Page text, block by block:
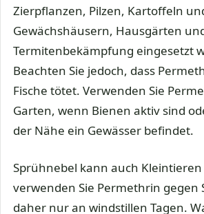
Zierpflanzen, Pilzen, Kartoffeln
Gewächshäusern, Hausgärten
Termitenbekämpfung eingesetzt
Beachten Sie jedoch, dass
Fische tötet. Verwenden Sie
Garten, wenn Bienen aktiv sind
der Nähe ein Gewässer befindet.
Sprühnebel kann auch
verwenden Sie Permethrin gegen
daher nur an windstillen Tagen.